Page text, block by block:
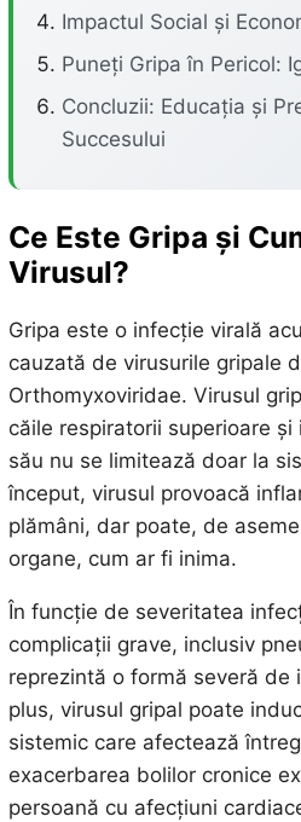
Impactul Social și
Puneți Gripa în Pericol:
Concluzii: Educația și
Succesului
Ce Este Gripa și
Virusul?
Gripa este o infecție virală
cauzată de virusurile gripale
Orthomyxoviridae. Virusul
căile respiratorii superioare
său nu se limitează doar la
început, virusul provoacă
plămâni, dar poate, de
organe, cum ar fi inima.
În funcție de severitatea
complicații grave, inclusiv
reprezintă o formă severă de
plus, virusul gripal poate
sistemic care afectează
exacerbarea bolilor cronice
persoană cu afecțiuni